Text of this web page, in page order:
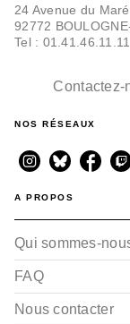
24 Avenue du
92772
Tel : 01.41.46.11.11
Contactez-
NOS RÉSEAUX
A PROPOS
Qui sommes-
FAQ
Nous contacter